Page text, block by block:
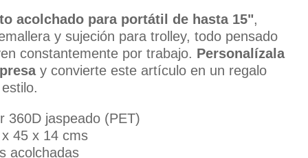
acolchado para portátil de hasta 15",
y sujeción para trolley, todo pensado
constantemente por trabajo. Personalízala
y convierte este artículo en un regalo
360D jaspeado (PET)
45 x 14 cms
acolchadas